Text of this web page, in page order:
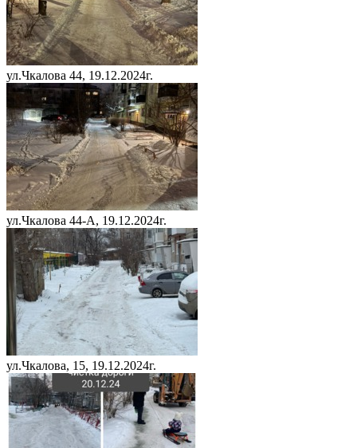
ул.Чкалова 44, 19.12.2024г.
ул.Чкалова 44-А, 19.12.2024г.
ул.Чкалова, 15, 19.12.2024г.